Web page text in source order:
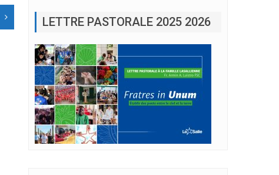
LETTRE PASTORALE 2025 2026